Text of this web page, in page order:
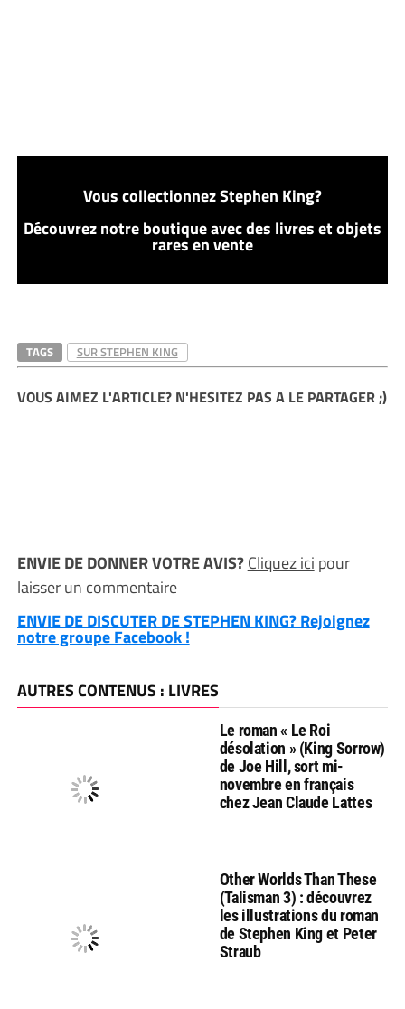
Vous collectionnez Stephen King?
Découvrez notre boutique avec des livres et objets
rares en vente
TAGS SUR STEPHEN KING
VOUS AIMEZ L'ARTICLE? N'HESITEZ PAS A LE PARTAGER ;)
ENVIE DE DONNER VOTRE AVIS?Cliquez ici pour
laisser un commentaire
ENVIE DE DISCUTER DE STEPHEN KING? Rejoignez
notre groupe Facebook !
AUTRES CONTENUS : LIVRES
Le roman « Le Roi
désolation » (King Sorrow)
de Joe Hill, sort mi-
novembre en français
chez Jean Claude Lattes
Other Worlds Than These
(Talisman 3) : découvrez
les illustrations du roman
de Stephen King et Peter
Straub